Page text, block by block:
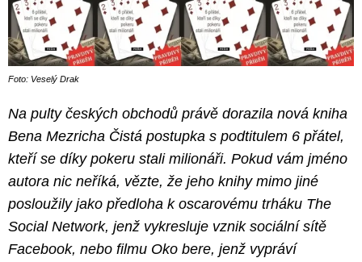
Foto: Veselý Drak
Na pulty českých obchodů právě dorazila nová kniha
Bena Mezricha Čistá postupka s podtitulem 6 přátel,
kteří se díky pokeru stali milionáři. Pokud vám jméno
autora nic neříká, vězte, že jeho knihy mimo jiné
posloužily jako předloha k oscarovému trháku The
Social Network, jenž vykresluje vznik sociální sítě
Facebook, nebo filmu Oko bere, jenž vypráví